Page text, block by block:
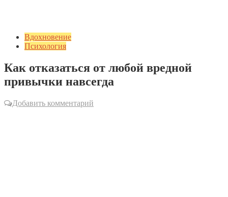
Вдохновение
Психология
Как отказаться от любой вредной
привычки навсегда
Добавить комментарий